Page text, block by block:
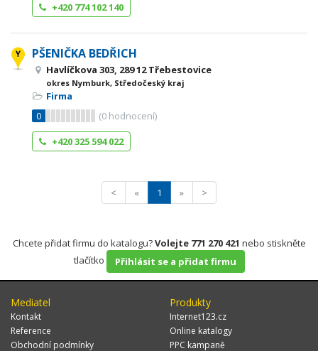
+420 774 102 140
PŠENIČKA BEDŘICH
Havlíčkova 303, 289 12 Třebestovice
okres Nymburk, Středočeský kraj
Firma
0
(0 hodnocení)
+420 325 594 022
< « 1 » >
Chcete přidat firmu do katalogu?Volejte 771 270 421 nebo stiskněte
tlačítko
Přihlásit se a přidat firmu
Mediatel
Kontakt
Reference
Obchodní podmínky
Produkty
Internet123.cz
Online katalogy
PPC kampaně